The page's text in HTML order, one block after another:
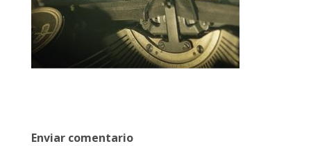
Enviar comentario